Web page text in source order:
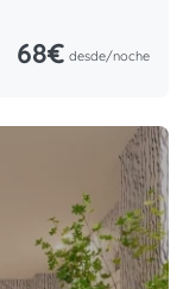
68€ desde/noche